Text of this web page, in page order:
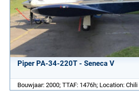
Piper PA-34-220T - Seneca V
Bouwjaar: 2000; TTAF: 1476h; Location: Chili